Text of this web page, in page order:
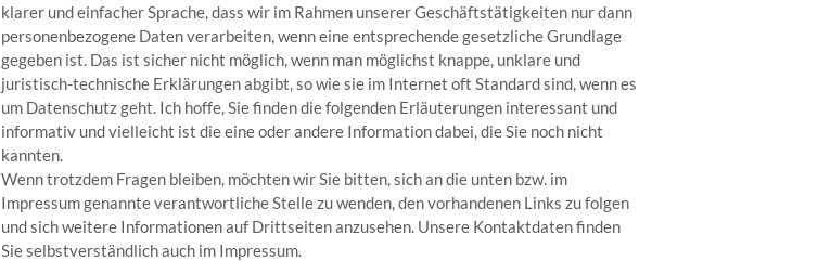
klarer und einfacher Sprache, dass wir im Rahmen unserer Geschäftstätigkeiten nur dann
personenbezogene Daten verarbeiten, wenn eine entsprechende gesetzliche Grundlage
gegeben ist. Das ist sicher nicht möglich, wenn man möglichst knappe, unklare und
juristisch-technische Erklärungen abgibt, so wie sie im Internet oft Standard sind, wenn es
um Datenschutz geht. Ich hoffe, Sie finden die folgenden Erläuterungen interessant und
informativ und vielleicht ist die eine oder andere Information dabei, die Sie noch nicht
kannten.
Wenn trotzdem Fragen bleiben, möchten wir Sie bitten, sich an die unten bzw. im
Impressum genannte verantwortliche Stelle zu wenden, den vorhandenen Links zu folgen
und sich weitere Informationen auf Drittseiten anzusehen. Unsere Kontaktdaten finden
Sie selbstverständlich auch im Impressum.